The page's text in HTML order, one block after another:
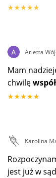
★★★★★
Arletta
Mam
chwilę
★★★★★
Karolina
jest już w